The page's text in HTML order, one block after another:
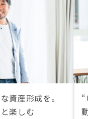
資産形成を。
楽しむ